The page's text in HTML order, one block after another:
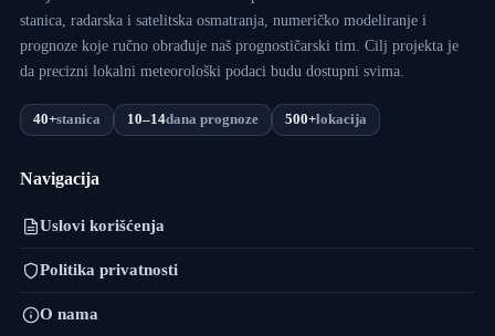
stanica, radarska i satelitska osmatranja, numeričko modeliranje i
prognoze koje ručno obrađuje naš prognostičarski tim. Cilj projekta je
da precizni lokalni meteorološki podaci budu dostupni svima.
40+stanica 10–14dana prognoze 500+lokacija
Navigacija
Uslovi korišćenja
Politika privatnosti
O nama